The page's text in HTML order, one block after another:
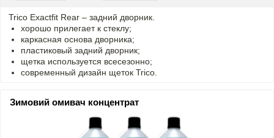
Trico Exactfit Rear – задний дворник.
хорошо прилегает к стеклу;
каркасная основа дворника;
пластиковый задний дворник;
щетка используется всесезонно;
современный дизайн щеток Trico.
Зимовий омивач концентрат